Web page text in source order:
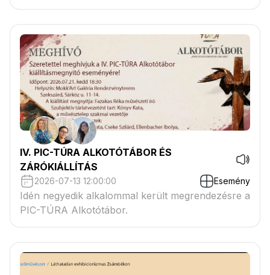
IV. PIC-TÚRA ALKOTÓTÁBOR ÉS
ZÁRÓKIÁLLÍTÁS
2026-07-13 12:00:00 Esemény
Idén negyedik alkalommal került megrendezésre a
PIC-TÚRA Alkotótábor.